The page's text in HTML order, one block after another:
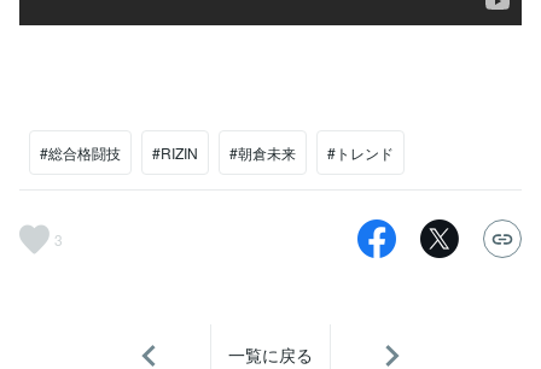
#総合格闘技 #RIZIN #朝倉未来 #トレンド
3
一覧に戻る